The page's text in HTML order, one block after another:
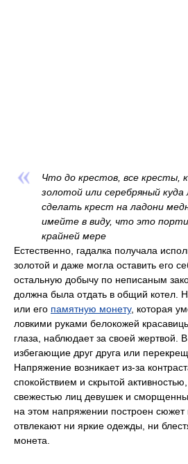
Что до крестов, все кресты,
золотой или серебряный куда
сделать крест на ладони
имейте в виду, что это
крайней мере
Естественно, гадалка получала
золотой и даже могла оставить его
остальную добычу по неписаным
должна была отдать в общий котел.
или его памятную монету, которая
ловкими руками белокожей
глаза, наблюдает за своей жертвой.
избегающие друг друга или
Напряжение возникает из-за
спокойствием и скрытой
свежестью лиц девушек и
на этом напряжении построен сюжет
отвлекают ни яркие одежды, ни
монета.